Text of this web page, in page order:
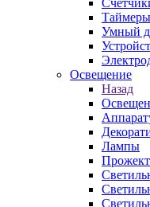
Умный
Освещение
Назад
Лампы